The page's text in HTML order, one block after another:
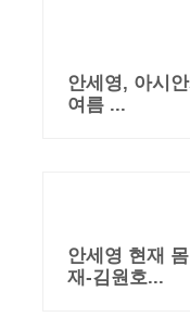
안세영, 아시
여름 ...
안세영 현재
재-김원호...